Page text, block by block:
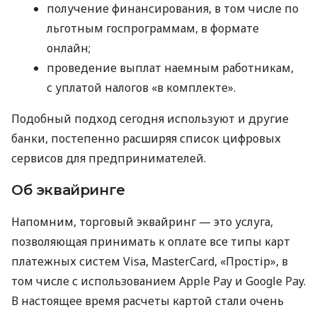
получение финансирования, в том числе по
льготным госпрограммам, в формате
онлайн;
проведение выплат наемным работникам,
с уплатой налогов «в комплекте».
Подобный подход сегодня используют и другие
банки, постепенно расширяя список цифровых
сервисов для предпринимателей.
Об эквайринге
Напомним, торговый эквайринг — это услуга,
позволяющая принимать к оплате все типы карт
платежных систем Visa, MasterCard, «Простір», в
том числе с использованием Apple Pay и Google Pay.
В настоящее время расчеты картой стали очень